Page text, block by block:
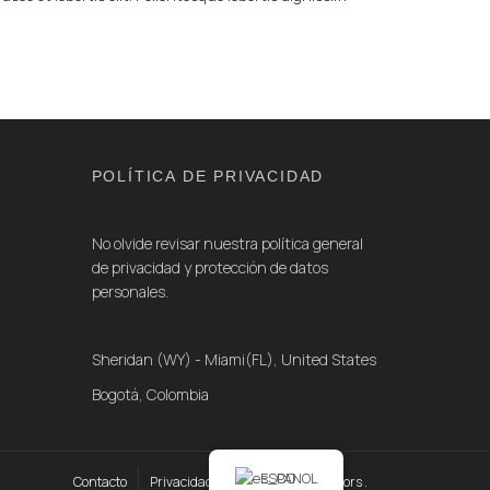
POLÍTICA DE PRIVACIDAD
No olvide revisar nuestra política general
de privacidad y protección de datos
personales.
Sheridan (WY) - Miami(FL), United States
Bogotá, Colombia
Contacto Privacidad Home Argen Advisors .
ESPANOL